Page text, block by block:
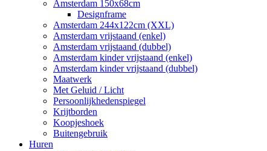
Amsterdam 150x68cm
Designframe
Amsterdam 244x122cm (XXL)
Amsterdam vrijstaand (enkel)
Amsterdam vrijstaand (dubbel)
Amsterdam kinder vrijstaand (enkel)
Amsterdam kinder vrijstaand (dubbel)
Maatwerk
Met Geluid / Licht
Persoonlijkhedenspiegel
Krijtborden
Koopjeshoek
Buitengebruik
Huren